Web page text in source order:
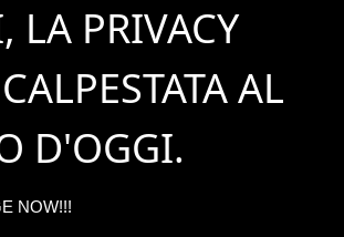
LA PRIVACY
AL
D'OGGI.
NOW!!!